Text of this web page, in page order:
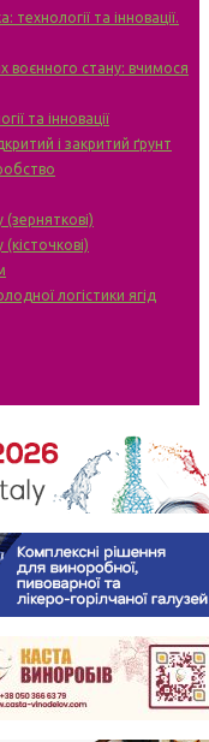
технології та інновації.
воєнного стану: вчимося
та інновації
і закритий ґрунт
логістики ягід